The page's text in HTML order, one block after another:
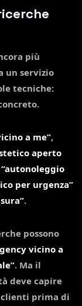
più
un servizio
tecniche:
a me”,
aperto
“autonoleggio
per urgenza”
.
possono
vicino a
. Ma il
deve capire
prima di